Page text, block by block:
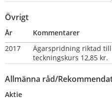
Övrigt
År
Kommentarer
2017
Ägarspridning riktad
teckningskurs 12,85 kr.
Allmänna råd/
Aktie